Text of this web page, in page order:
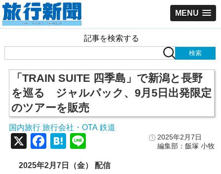
MENU
記事を検索する
「TRAIN SUITE 四季島」で新潟と長野
を巡る ジャルパック、9月5日出発限定
のツアーを販売
国内旅行 旅行会社・OTA, 鉄道
2025年2月7日
編集部：飯塚 小牧
X Facebook
Hatena
2025年2月7日（金） 配信